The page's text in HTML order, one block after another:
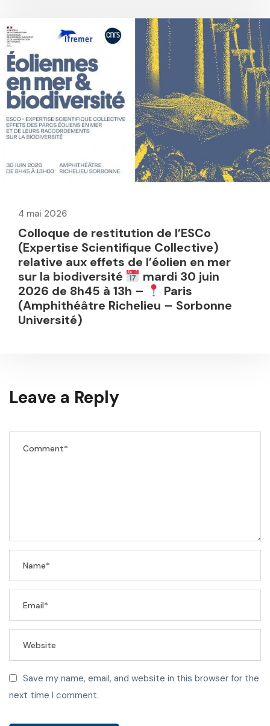
4 mai 2026
Colloque de restitution de l’ESCo
(Expertise Scientifique Collective)
relative aux effets de l’éolien en mer
sur la biodiversité
mardi 30 juin
2026 de 8h45 à 13h –
Paris
(Amphithéâtre Richelieu – Sorbonne
Université)
Leave a Reply
Save my name, email, and website in this browser for the
next time I comment.